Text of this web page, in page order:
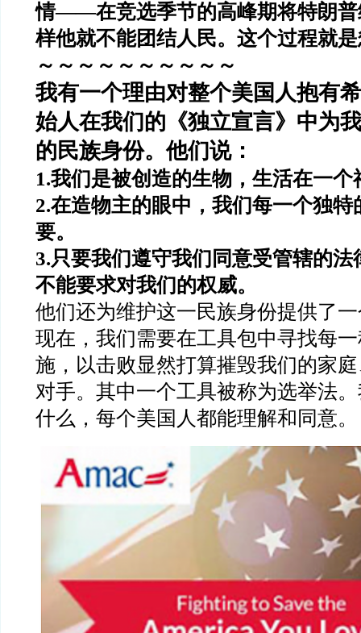
情——在竞选季节的高峰期将特朗
样他就不能团结人民。这个过程就
～～～～～～～～～～
我有一个理由对整个美国人抱有
始人在我们的《独立宣言》中为
的民族身份。他们说：
1.我们是被创造的生物，生活在一个
2.在造物主的眼中，我们每一个独特
要。
3.只要我们遵守我们同意受管辖的法
不能要求对我们的权威。
他们还为维护这一民族身份提供了
现在，我们需要在工具包中寻找每
施，以击败显然打算摧毁我们的家
对手。其中一个工具被称为选举法
什么，每个美国人都能理解和同意。